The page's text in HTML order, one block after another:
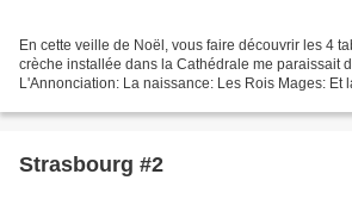
En cette veille de Noël, vous faire découvrir les 4
crèche installée dans la Cathédrale me paraissait
L'Annonciation: La naissance: Les Rois Mages: Et
Strasbourg #2